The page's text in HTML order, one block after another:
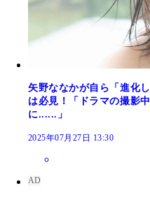
矢野ななかが自ら「進化
は必見！「ドラマの撮影
に......」
2025年07月27日 13:30